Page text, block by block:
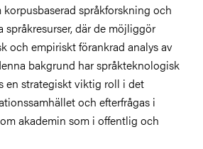
språkforskning och
där de möjliggör
och empiriskt förankrad analys av
bakgrund har språkteknologisk
en strategiskt viktig roll i det
och efterfrågas i
akademin som i offentlig och